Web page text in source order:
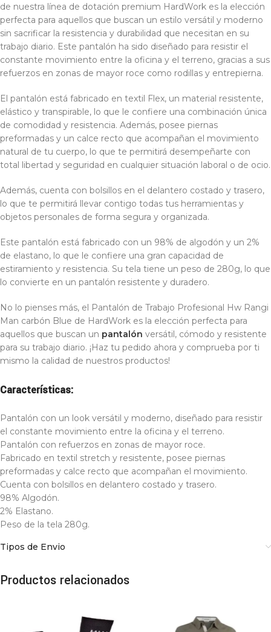
de nuestra línea de dotación premium HardWork es la elección
perfecta para aquellos que buscan un estilo versátil y moderno
sin sacrificar la resistencia y durabilidad que necesitan en su
trabajo diario. Este pantalón ha sido diseñado para resistir el
constante movimiento entre la oficina y el terreno, gracias a sus
refuerzos en zonas de mayor roce como rodillas y entrepierna.
El pantalón está fabricado en textil Flex, un material resistente,
elástico y transpirable, lo que le confiere una combinación única
de comodidad y resistencia. Además, posee piernas
preformadas y un calce recto que acompañan el movimiento
natural de tu cuerpo, lo que te permitirá desempeñarte con
total libertad y seguridad en cualquier situación laboral o de ocio.
Además, cuenta con bolsillos en el delantero costado y trasero,
lo que te permitirá llevar contigo todas tus herramientas y
objetos personales de forma segura y organizada.
Este pantalón está fabricado con un 98% de algodón y un 2%
de elastano, lo que le confiere una gran capacidad de
estiramiento y resistencia. Su tela tiene un peso de 280g, lo que
lo convierte en un pantalón resistente y duradero.
No lo pienses más, el Pantalón de Trabajo Profesional Hw Rangi
Man carbón Blue de HardWork es la elección perfecta para
aquellos que buscan un pantalón versátil, cómodo y resistente
para su trabajo diario. ¡Haz tu pedido ahora y comprueba por ti
mismo la calidad de nuestros productos!
Características:
Pantalón con un look versátil y moderno, diseñado para resistir
el constante movimiento entre la oficina y el terreno.
Pantalón con refuerzos en zonas de mayor roce.
Fabricado en textil stretch y resistente, posee piernas
preformadas y calce recto que acompañan el movimiento.
Cuenta con bolsillos en delantero costado y trasero.
98% Algodón.
2% Elastano.
Peso de la tela 280g.
Tipos de Envio
Productos relacionados